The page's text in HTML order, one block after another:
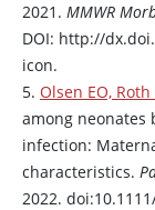
2021. MMWR
DOI: http://
icon.
5. Olsen EO,
among neonates
infection:
characteristics.
2022.